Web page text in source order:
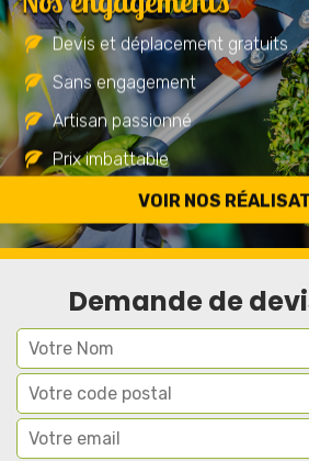
VOIR NOS
Devis et déplacement gratuits
Sans engagement
Artisan passionné
Prix imbattable
Travail de qualité
Demande de